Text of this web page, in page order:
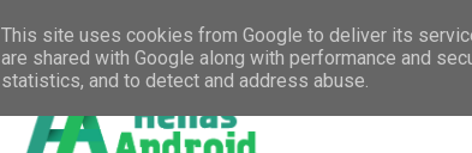
This site uses cookies from Google to deliver its
are shared with Google along with performance and
statistics, and to detect and address abuse.